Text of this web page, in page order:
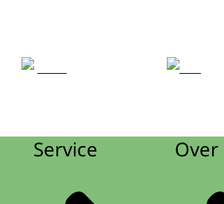
Service